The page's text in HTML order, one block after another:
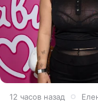
12 часов назад